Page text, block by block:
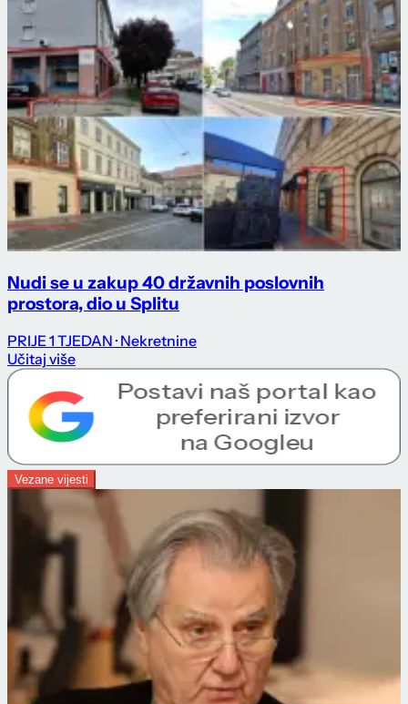
Nudi se u zakup 40 državnih poslovnih
prostora, dio u Splitu
PRIJE 1 TJEDAN · Nekretnine
Učitaj više
Vezane vijesti